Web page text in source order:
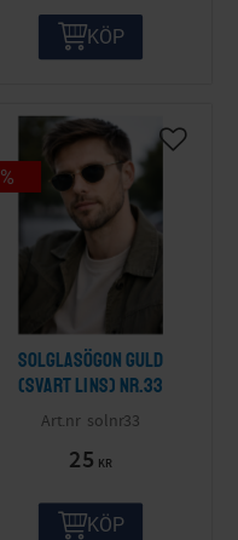
KÖP
Solglasögon guld
(svart lins) nr.33
solnr33
25 KR
%
KÖP